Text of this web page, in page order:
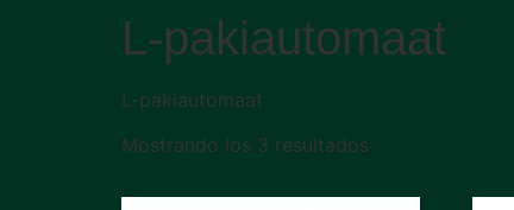
L-pakiautomaat
L-pakiautomaat
Mostrando los 3 resultados